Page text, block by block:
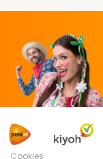
Cookies